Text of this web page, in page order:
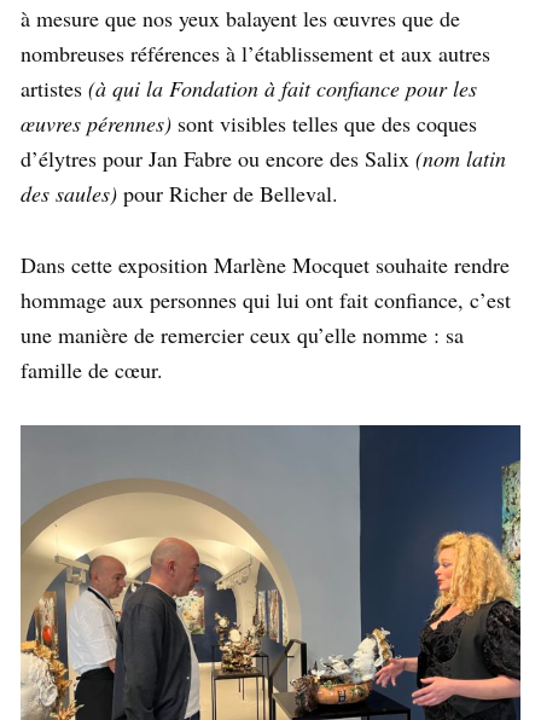
à mesure que nos yeux balayent les œuvres que de
nombreuses références à l’établissement et aux autres
artistes (à qui la Fondation à fait confiance pour les
œuvres pérennes) sont visibles telles que des coques
d’élytres pour Jan Fabre ou encore des Salix (nom latin
des saules) pour Richer de Belleval.
Dans cette exposition Marlène Mocquet souhaite rendre
hommage aux personnes qui lui ont fait confiance, c’est
une manière de remercier ceux qu’elle nomme : sa
famille de cœur.